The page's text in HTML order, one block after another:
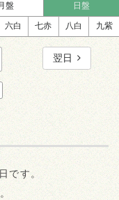
盤 日盤
六白 七赤 八白 九紫
翌日
です。